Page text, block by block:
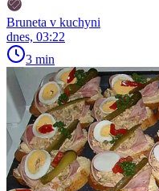
Bruneta v kuchyni
dnes, 03:22
3 min